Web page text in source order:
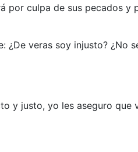
por culpa de sus pecados y
¿De veras soy injusto? ¿No
y justo, yo les aseguro que